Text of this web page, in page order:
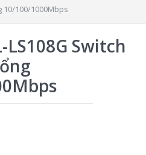
10/100/1000Mbps
LS108G Switch